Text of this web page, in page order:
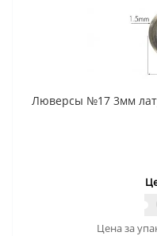
Люверсы №17 3мм
Цена за